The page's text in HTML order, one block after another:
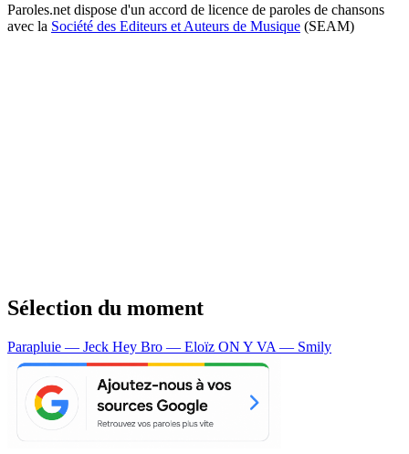
Paroles.net dispose d'un accord de licence de paroles de chansons
avec la Société des Editeurs et Auteurs de Musique (SEAM)
Sélection du moment
Parapluie — Jeck Hey Bro — Eloïz ON Y VA — Smily